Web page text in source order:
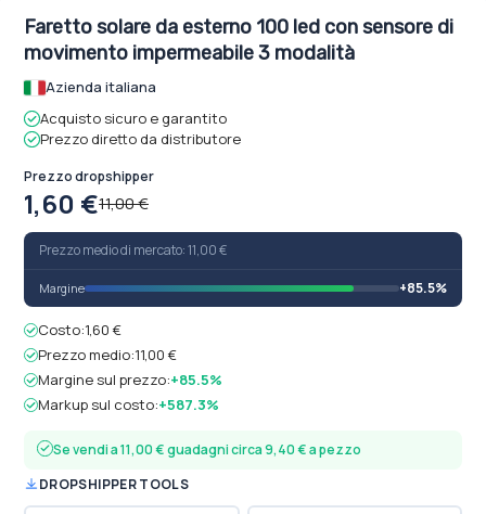
Faretto solare da esterno 100 led con sensore di
movimento impermeabile 3 modalità
Azienda italiana
Acquisto sicuro e garantito
Prezzo diretto da distributore
Prezzo dropshipper
1,60 €11,00 €
Prezzo medio di mercato: 11,00 €
Margine +85.5%
Costo:1,60 €
Prezzo medio:11,00 €
Margine sul prezzo:+85.5%
Markup sul costo:+587.3%
Se vendi a 11,00 € guadagni circa 9,40 € a pezzo
DROPSHIPPER TOOLS